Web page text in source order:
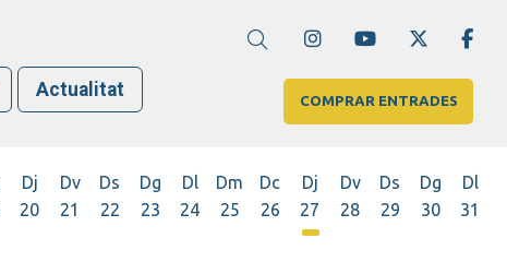
Link a instagram
Link a youtube
Link a
Cerca
COMPRAR ENTRADES
Actualitat
Dj
20
Dv
21
Ds
22
Dg
23
Dl
24
Dm
25
Dc
26
Dj
27
Dijous 27 d'agost
Dv
28
Ds
29
Dg
30
Dl
31